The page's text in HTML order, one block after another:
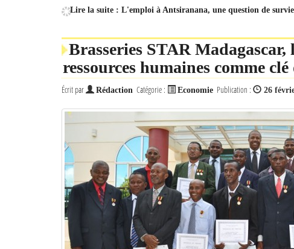
Lire la suite : L'emploi à Antsiranana, une question de survie
Brasseries STAR
ressources humaines comme clé
Écrit par Rédaction Catégorie : Economie Publication : 26